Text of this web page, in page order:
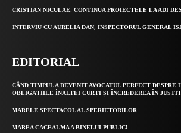
CRISTIAN NICULAE, CONTINUA PROIECTELE LA ADI
INTERVIU CU AURELIA DAN, INSPECTORUL GENERAL
EDITORIAL
CÂND TIMPUL A DEVENIT AVOCATUL PERFECT DESPRE
OBLIGAȚIILE ÎNALTEI CURȚI ȘI ÎNCREDEREA ÎN
MARELE SPECTACOL AL SPERIETORILOR
MAREA CACEALMA A BINELUI PUBLIC!